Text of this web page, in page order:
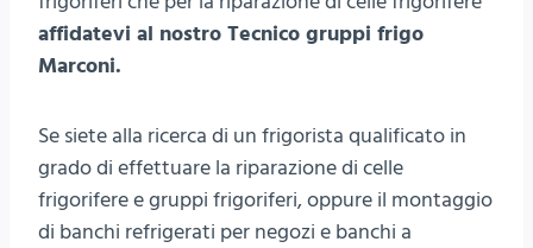
affidatevi al nostro Tecnico gruppi frigo
Marconi.
Se siete alla ricerca di un frigorista qualificato in
grado di effettuare la riparazione di celle
frigorifere e gruppi frigoriferi, oppure il montaggio
di banchi refrigerati per negozi e banchi a